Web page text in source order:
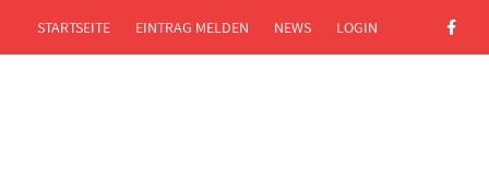
STARTSEITE EINTRAG MELDEN NEWS LOGIN